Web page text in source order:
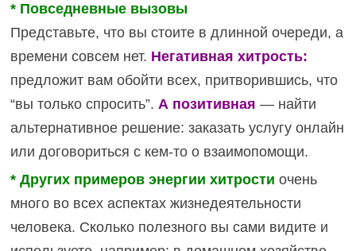
* Повседневные вызовы
Представьте, что вы стоите в длинной очереди, а
времени совсем нет. Негативная хитрость:
предложит вам обойти всех, притворившись, что
“вы только спросить”. А позитивная — найти
альтернативное решение: заказать услугу онлайн
или договориться с кем-то о взаимопомощи.
* Других примеров энергии хитрости очень
много во всех аспектах жизнедеятельности
человека. Сколько полезного вы сами видите и